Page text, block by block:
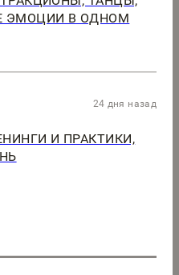
ЭМОЦИИ В ОДНОМ
24 дня назад
И ПРАКТИКИ,